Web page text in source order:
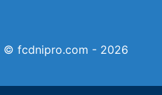
© fcdnipro.com - 2026